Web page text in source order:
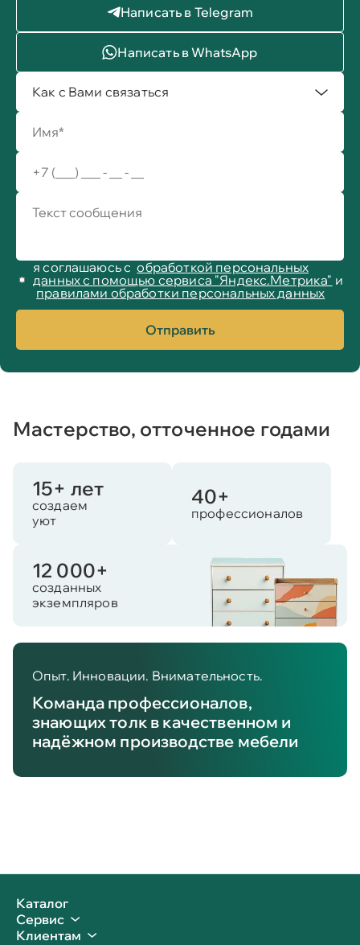
Написать в Telegram
Написать в WhatsApp
Как с Вами связаться
я соглашаюсь с обработкой персональных
данных с помощью сервиса "Яндекс.Метрика" и
правилами обработки персональных данных
Отправить
Мастерство, отточенное годами
15+ лет
создаем
уют
40+
профессионалов
12 000+
созданных
экземпляров
Опыт. Инновации. Внимательность.
Команда профессионалов,
знающих толк в качественном и
надёжном производстве мебели
Каталог
Сервис
Клиентам